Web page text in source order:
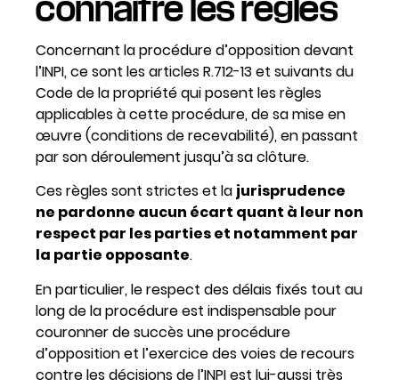
connaître les règles
Concernant la procédure d’opposition devant
l’INPI, ce sont les articles R.712-13 et suivants du
Code de la propriété qui posent les règles
applicables à cette procédure, de sa mise en
œuvre (conditions de recevabilité), en passant
par son déroulement jusqu’à sa clôture.
Ces règles sont strictes et la jurisprudence
ne pardonne aucun écart quant à leur non
respect par les parties et notamment par
la partie opposante.
En particulier, le respect des délais fixés tout au
long de la procédure est indispensable pour
couronner de succès une procédure
d’opposition et l’exercice des voies de recours
contre les décisions de l’INPI est lui-aussi très